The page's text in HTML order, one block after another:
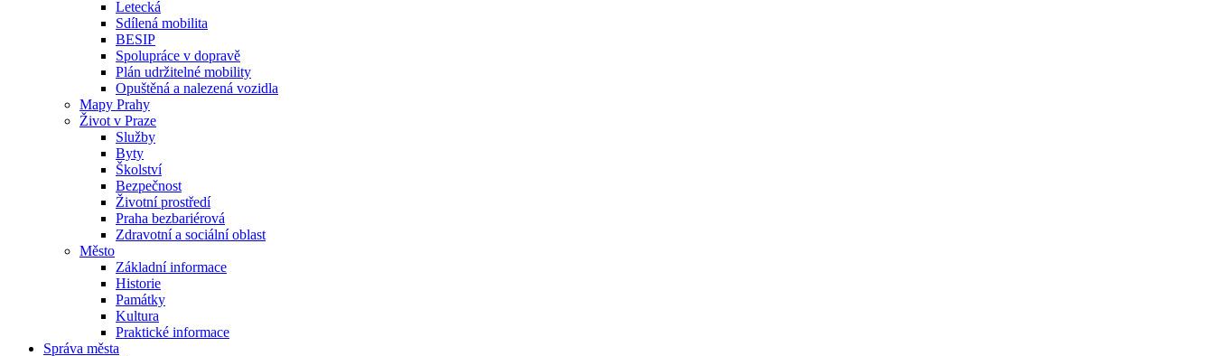
Letecká
Sdílená mobilita
BESIP
Spolupráce v dopravě
Plán udržitelné mobility
Opuštěná a nalezená vozidla
Mapy Prahy
Život v Praze
Služby
Byty
Školství
Bezpečnost
Životní prostředí
Praha bezbariérová
Zdravotní a sociální oblast
Město
Základní informace
Historie
Památky
Kultura
Praktické informace
Správa města